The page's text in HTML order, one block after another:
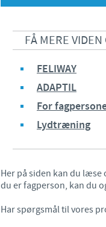
FÅ MERE VIDEN
FELIWAY
ADAPTIL
For
Lydtræning
Her på siden kan du læse
du er fagperson, kan du
Har spørgsmål til vores